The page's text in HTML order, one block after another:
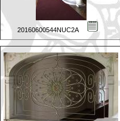
20160600544NUC2A